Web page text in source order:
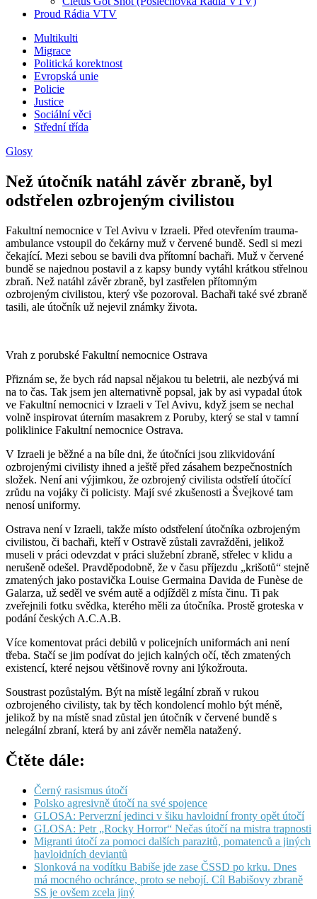
Proud Rádia VTV
Sub
menu
Multikulti
Migrace
Politická korektnost
Evropská unie
Policie
Justice
Sociální věci
Střední třída
Glosy
Než útočník natáhl závěr zbraně, byl
odstřelen ozbrojeným civilistou
Fakultní nemocnice v Tel Avivu v Izraeli. Před otevřením trauma-
ambulance vstoupil do čekárny muž v červené bundě. Sedl si mezi
čekající. Mezi sebou se bavili dva přítomní bachaři. Muž v červené
bundě se najednou postavil a z kapsy bundy vytáhl krátkou střelnou
zbraň. Než natáhl závěr zbraně, byl zastřelen přítomným
ozbrojeným civilistou, který vše pozoroval. Bachaři také své zbraně
tasili, ale útočník už nejevil známky života.
Vrah z porubské Fakultní nemocnice Ostrava
Přiznám se, že bych rád napsal nějakou tu beletrii, ale nezbývá mi
na to čas. Tak jsem jen alternativně popsal, jak by asi vypadal útok
ve Fakultní nemocnici v Izraeli v Tel Avivu, když jsem se nechal
volně inspirovat úterním masakrem z Poruby, který se stal v tamní
poliklinice Fakultní nemocnice Ostrava.
V Izraeli je běžné a na bíle dni, že útočníci jsou zlikvidování
ozbrojenými civilisty ihned a ještě před zásahem bezpečnostních
složek. Není ani výjimkou, že ozbrojený civilista odstřelí útočící
zrůdu na vojáky či policisty. Mají své zkušenosti a Švejkové tam
nenosí uniformy.
Ostrava není v Izraeli, takže místo odstřelení útočníka ozbrojeným
civilistou, či bachaři, kteří v Ostravě zůstali zavražděni, jelikož
museli v práci odevzdat v práci služební zbraně, střelec v klidu a
nerušeně odešel. Pravděpodobně, že v času příjezdu „krišotů“ stejně
zmatených jako postavička Louise Germaina Davida de Funèse de
Galarza, už seděl ve svém autě a odjížděl z místa činu. Ti pak
zveřejnili fotku svědka, kterého měli za útočníka. Prostě groteska v
podání českých A.C.A.B.
Více komentovat práci debilů v policejních uniformách ani není
třeba. Stačí se jim podívat do jejich kalných očí, těch zmatených
existencí, které nejsou většinově rovny ani lýkožrouta.
Soustrast pozůstalým. Být na místě legální zbraň v rukou
ozbrojeného civilisty, tak by těch kondolencí mohlo být méně,
jelikož by na místě snad zůstal jen útočník v červené bundě s
nelegální zbraní, která by ani závěr neměla natažený.
Čtěte dále:
Černý rasismus útočí
Polsko agresivně útočí na své spojence
GLOSA: Perverzní jedinci v šiku havloidní fronty opět útočí
GLOSA: Petr „Rocky Horror“ Nečas útočí na mistra trapnosti
Migranti útočí za pomoci dalších parazitů, pomatenců a jiných
havloidních deviantů
Slonková na vodítku Babiše jde zase ČSSD po krku. Dnes
má mocného ochránce, proto se nebojí. Cíl Babišovy zbraně
SS je ovšem zcela jiný